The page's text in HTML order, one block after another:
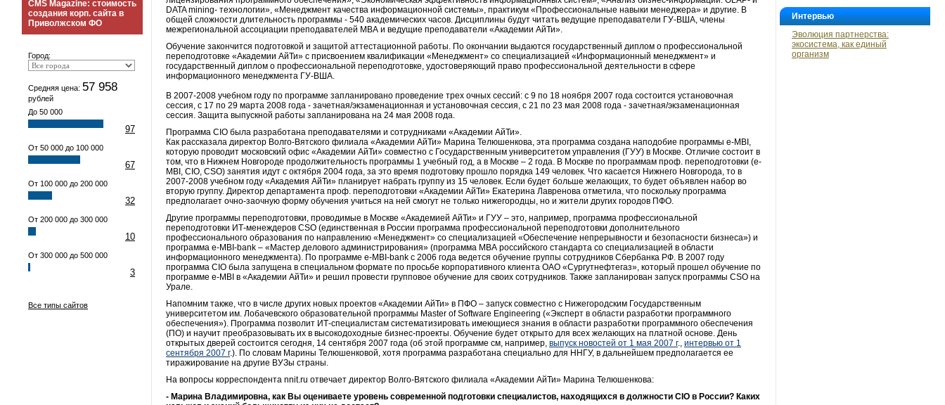
CMS Magazine: стоимость
создания корп. сайта в
Приволжском ФО
Город:
Средняя цена: 57 958
рублей
До 50 000
97
От 50 000 до 100 000
67
От 100 000 до 200 000
32
От 200 000 до 300 000
10
От 300 000 до 500 000
3
Все типы сайтов
Интервью
Эволюция партнерства:
экосистема, как единый
организм
DATA mining- технологии», «Менеджмент качества информационной системы», практикум «Профессиональные навыки менеджера» и другие. В
общей сложности длительность программы - 540 академических часов. Дисциплины будут читать ведущие преподаватели ГУ-ВША, члены
межрегиональной ассоциации преподавателей МВА и ведущие преподаватели «Академии АйТи».
Обучение закончится подготовкой и защитой аттестационной работы. По окончании выдаются государственный диплом о профессиональной
переподготовке «Академии АйТи» с присвоением квалификации «Менеджмент» со специализацией «Информационный менеджмент» и
государственный диплом о профессиональной переподготовке, удостоверяющий право профессиональной деятельности в сфере
информационного менеджмента ГУ-ВША.
В 2007-2008 учебном году по программе запланировано проведение трех очных сессий: с 9 по 18 ноября 2007 года состоится установочная
сессия, с 17 по 29 марта 2008 года - зачетная/экзаменационная и установочная сессия, с 21 по 23 мая 2008 года - зачетная/экзаменационная
сессия. Защита выпускной работы запланирована на 24 мая 2008 года.
Программа CIO была разработана преподавателями и сотрудниками «Академии АйТи».
Как рассказала директор Волго-Вятского филиала «Академии АйТи» Марина Телюшенкова, эта программа создана наподобие программы e-MBI,
которую проводит московский офис «Академии АйТи» совместно с Государственным университетом управления (ГУУ) в Москве. Отличие состоит в
том, что в Нижнем Новгороде продолжительность программы 1 учебный год, а в Москве – 2 года. В Москве по программам проф. переподготовки (e-
MBI, CIO, CSO) занятия идут с октября 2004 года, за это время подготовку прошло порядка 149 человек. Что касается Нижнего Новгорода, то в
2007-2008 учебном году «Академия АйТи» планирует набрать группу из 15 человек. Если будет больше желающих, то будет объявлен набор во
вторую группу. Директор департамента проф. переподготовки «Академии АйТи» Екатерина Лавренова отметила, что поскольку программа
предполагает очно-заочную форму обучения учиться на ней смогут не только нижегородцы, но и жители других городов ПФО.
Другие программы переподготовки, проводимые в Москве «Академией АйТи» и ГУУ – это, например, программа профессиональной
переподготовки ИТ-менеждеров CSO (единственная в России программа профессиональной переподготовки дополнительного
профессионального образования по направлению «Менеджмент» со специализацией «Обеспечение непрерывности и безопасности бизнеса») и
программа e-MBI-bank – «Мастер делового администрирования» (программа МВА российского стандарта со специализацией в области
информационного менеджмента). По программе e-MBI-bank с 2006 года ведется обучение группы сотрудников Сбербанка РФ. В 2007 году
программа СIO была запущена в специальном формате по просьбе корпоративного клиента ОАО «Сургутнефтегаз», который прошел обучение по
программе е-MBI в «Академии АйТи» и решил провести групповое обучение для своих сотрудников. Также запланирован запуск программы CSO на
Урале.
Напомним также, что в числе других новых проектов «Академии АйТи» в ПФО – запуск совместно с Нижегородским Государственным
университетом им. Лобачевского образовательной программы Master of Software Engineering («Эксперт в области разработки программного
обеспечения»). Программа позволит ИТ-специалистам систематизировать имеющиеся знания в области разработки программного обеспечения
(ПО) и научит преобразовывать их в высокодоходные бизнес-проекты. Обучение будет открыто для всех желающих на платной основе. День
открытых дверей состоится сегодня, 14 сентября 2007 года (об этой программе см, например, выпуск новостей от 1 мая 2007 г., интервью от 1
сентября 2007 г.). По словам Марины Телюшенковой, хотя программа разработана специально для ННГУ, в дальнейшем предполагается ее
тиражирование на другие ВУЗы страны.
На вопросы корреспондента nnit.ru отвечает директор Волго-Вятского филиала «Академии АйТи» Марина Телюшенкова:
- Марина Владимировна, как Вы оцениваете уровень современной подготовки специалистов, находящихся в должности CIO в России? Каких